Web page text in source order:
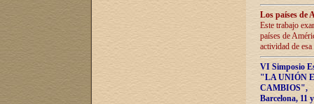
Los países de
Este trabajo
países de
actividad de
VI Simposio
"LA UNIÓN
CAMBIOS",
Barcelona, 11